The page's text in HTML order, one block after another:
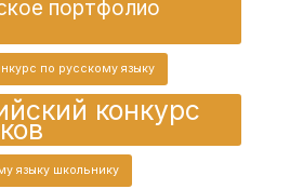
портфолио
по русскому языку
конкурс
языку школьнику